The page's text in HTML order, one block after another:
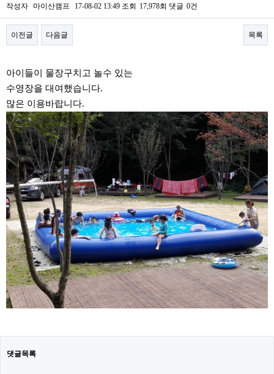
작성자 마이산캠프 17-08-02 13:49 조회 17,978회 댓글 0건
이전글 다음글 목록
아이들이 물장구치고 놀수 있는
수영장을 대여했습니다.
많은 이용바랍니다.
댓글목록